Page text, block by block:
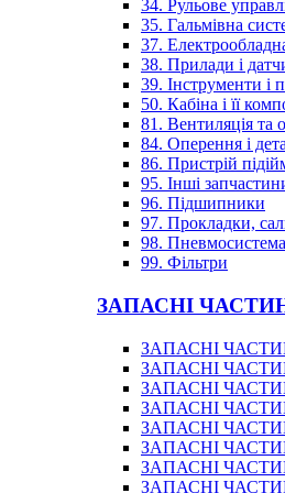
34. Рульове
35. Гальмівна
37.
38. Прилади і
39. Інструменти і
50. Кабіна і її
81. Вентиляція та
84. Оперення і
86. Пристрій
95. Інші
96. Підшипники
97. Прокладки,
98. Пневмосистема
99. Фільтри
ЗАПАСНІ
ЗАПАСНІ
ЗАПАСНІ
ЗАПАСНІ
ЗАПАСНІ
ЗАПАСНІ
ЗАПАСНІ
ЗАПАСНІ
ЗАПАСНІ